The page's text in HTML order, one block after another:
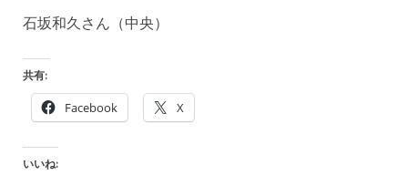
石坂和久さん（中央）
共有:
Facebook X
いいね: